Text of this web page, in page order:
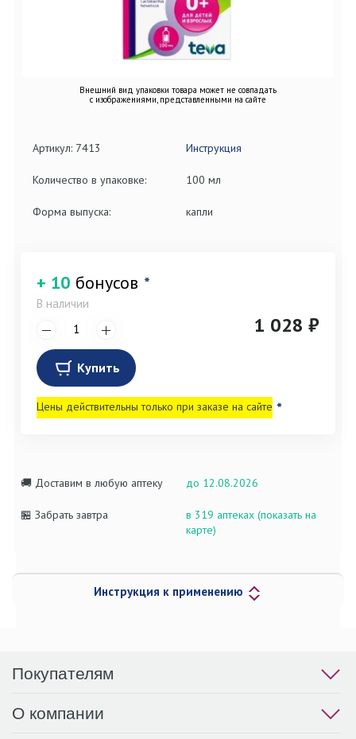
Внешний вид упаковки товара может не совпадать
с изображениями, представленными на сайте
Артикул: 7413 Инструкция
Количество в упаковке: 100 мл
Форма выпуска: капли
+ 10 бонусов *
В наличии
1 028 ₽
Купить
Цены действительны только при заказе на сайте *
🚚 Доставим в любую аптеку до 12.08.2026
🏪 Забрать завтра
в 319 аптеках (показать на
карте)
Инструкция к применению
Покупателям
О компании